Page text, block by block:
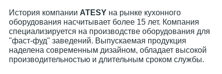
История компании ATESY на рынке кухонного
оборудования насчитывает более 15 лет. Компания
специализируется на производстве оборудования для
"фаст-фуд" заведений. Выпускаемая продукция
наделена современным дизайном, обладает высокой
производительностью и длительным сроком службы.